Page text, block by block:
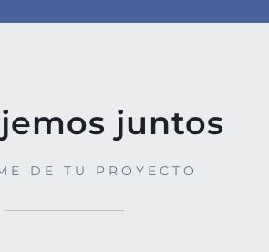
juntos
DE TU PROYECTO